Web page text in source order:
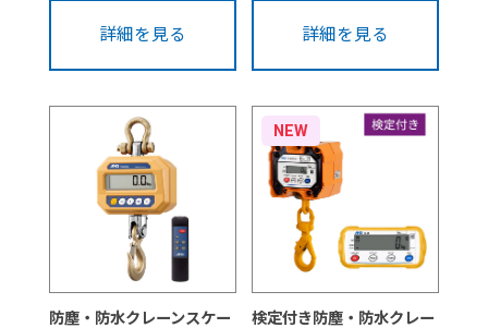
詳細を見る 詳細を見る
防塵・防水クレーンスケー
NEW
検定付き防塵・防水クレー